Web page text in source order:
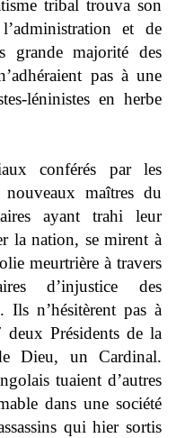
tribal trouva son
et de
grande majorité des
pas à une
léninistes en herbe
conférés par les
nouveaux maîtres du
ayant trahi leur
la nation, se mirent à
meurtrière à travers
d’injustice des
n’hésitèrent pas à
Présidents de la
Dieu, un Cardinal.
tuaient d’autres
dans une société
qui hier sortis